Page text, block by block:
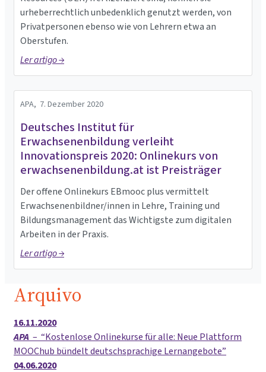
urheberrechtlich unbedenklich genutzt werden, von
Privatpersonen ebenso wie von Lehrern etwa an
Oberstufen.
Ler artigo →
APA, 7. Dezember 2020
Deutsches Institut für
Erwachsenenbildung verleiht
Innovationspreis 2020: Onlinekurs von
erwachsenenbildung.at ist Preisträger
Der offene Onlinekurs EBmooc plus vermittelt
Erwachsenenbildner/innen in Lehre, Training und
Bildungsmanagement das Wichtigste zum digitalen
Arbeiten in der Praxis.
Ler artigo →
Arquivo
16.11.2020
APA –
Kostenlose Onlinekurse für alle: Neue Plattform
MOOChub bündelt deutschsprachige Lernangebote
04.06.2020